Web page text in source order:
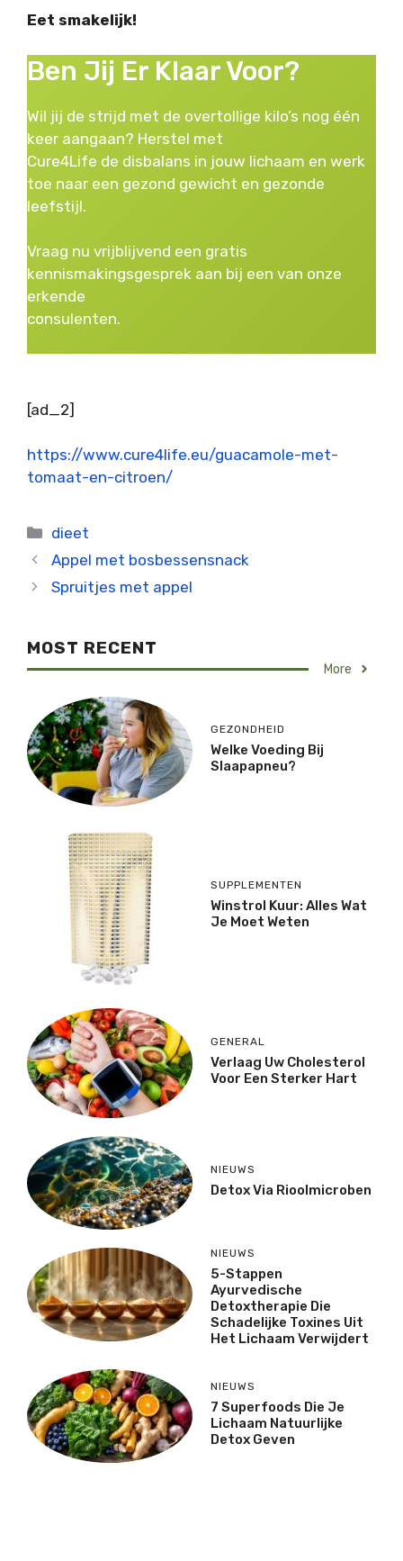
Eet smakelijk!
Ben Jij Er Klaar Voor?
Wil jij de strijd met de overtollige kilo’s nog één
keer aangaan? Herstel met
Cure4Life de disbalans in jouw lichaam en werk
toe naar een gezond gewicht en gezonde
leefstijl.
Vraag nu vrijblijvend een gratis
kennismakingsgesprek aan bij een van onze
erkende
consulenten.
[ad_2]
https://www.cure4life.eu/guacamole-met-
tomaat-en-citroen/
Categorieën
dieet
Appel met bosbessensnack
Spruitjes met appel
MOST RECENT
More
GEZONDHEID
Welke Voeding Bij
Slaapapneu?
SUPPLEMENTEN
Winstrol Kuur: Alles Wat
Je Moet Weten
GENERAL
Verlaag Uw Cholesterol
Voor Een Sterker Hart
NIEUWS
Detox Via Rioolmicroben
NIEUWS
5-Stappen
Ayurvedische
Detoxtherapie Die
Schadelijke Toxines Uit
Het Lichaam Verwijdert
NIEUWS
7 Superfoods Die Je
Lichaam Natuurlijke
Detox Geven